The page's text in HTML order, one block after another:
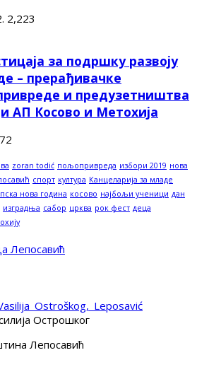
2,223
за подршку развоју
– прерађивачке
и предузетништва
АП Косово и Метохија
zoran todić пољопривреда избори 2019 нова
спорт култура Канцеларија за младе
нова година косово најбољи ученици дан
изградња сабор црква рок фест деца
Острошког
Лепосавић